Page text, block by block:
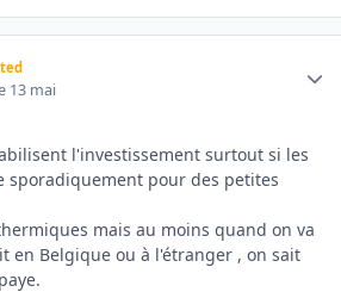
13 mai
l'investissement surtout si les
sporadiquement pour des petites
mais au moins quand on va
en Belgique ou à l'étranger , on sait